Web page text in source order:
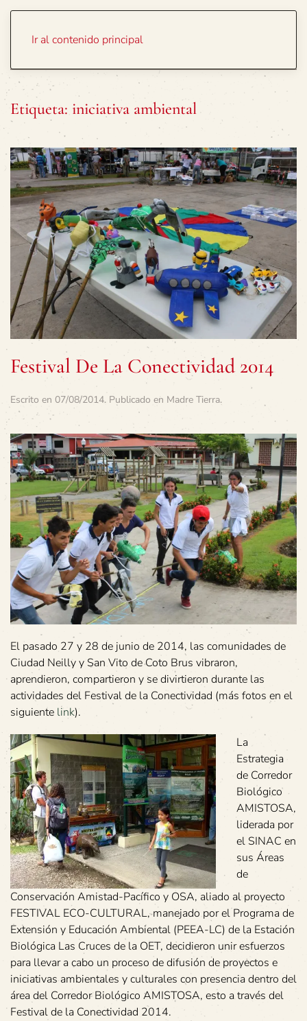
Ir al contenido principal
Etiqueta: iniciativa ambiental
Festival De La Conectividad 2014
Escrito en 07/08/2014. Publicado en Madre Tierra.
El pasado 27 y 28 de junio de 2014, las comunidades de
Ciudad Neilly y San Vito de Coto Brus vibraron,
aprendieron, compartieron y se divirtieron durante las
actividades del Festival de la Conectividad (más fotos en el
siguiente link).
La
Estrategia
de Corredor
Biológico
AMISTOSA,
liderada por
el SINAC en
sus Áreas
de
Conservación Amistad-Pacífico y OSA, aliado al proyecto
FESTIVAL ECO-CULTURAL, manejado por el Programa de
Extensión y Educación Ambiental (PEEA-LC) de la Estación
Biológica Las Cruces de la OET, decidieron unir esfuerzos
para llevar a cabo un proceso de difusión de proyectos e
iniciativas ambientales y culturales con presencia dentro del
área del Corredor Biológico AMISTOSA, esto a través del
Festival de la Conectividad 2014.